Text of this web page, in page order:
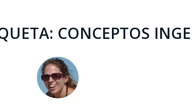
CONCEPTOS